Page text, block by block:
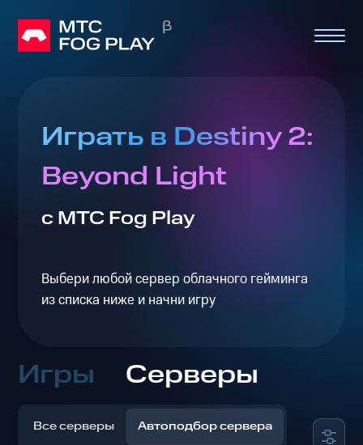
Играть в Destiny 2:
Beyond Light
с МТС Fog Play
Выбери любой сервер облачного гейминга
из списка ниже и начни игру
Игры Серверы
Все серверы Автоподбор сервера